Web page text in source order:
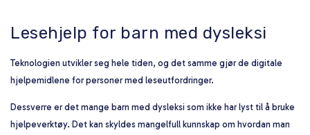
Lesehjelp for barn med dysleksi
Teknologien utvikler seg hele tiden, og det samme gjør de digitale
hjelpemidlene for personer med leseutfordringer.
Dessverre er det mange barn med dysleksi som ikke har lyst til å bruke
hjelpeverktøy. Det kan skyldes mangelfull kunnskap om hvordan man